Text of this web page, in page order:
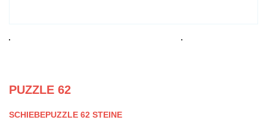
PUZZLE 62
SCHIEBEPUZZLE 62 STEINE